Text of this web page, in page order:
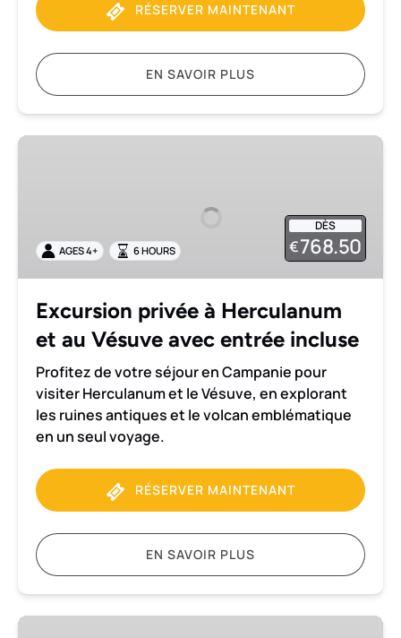
RÉSERVER MAINTENANT
EN SAVOIR PLUS
Excursion
Vésuve
entrée
incluse
DÈS
€768.50
AGES 4+ 6 HOURS
Excursion privée à Herculanum
et au Vésuve avec entrée incluse
Profitez de votre séjour en Campanie pour
visiter Herculanum et le Vésuve, en explorant
les ruines antiques et le volcan emblématique
en un seul voyage.
RÉSERVER MAINTENANT
EN SAVOIR PLUS
Excursion